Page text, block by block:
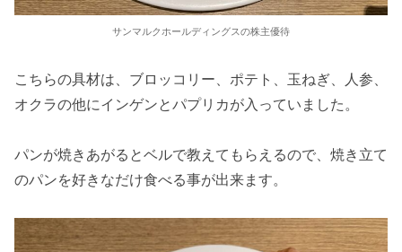
サンマルクホールディングスの株主優待
こちらの具材は、ブロッコリー、ポテト、玉ねぎ、人参、
オクラの他にインゲンとパプリカが入っていました。
パンが焼きあがるとベルで教えてもらえるので、焼き立て
のパンを好きなだけ食べる事が出来ます。